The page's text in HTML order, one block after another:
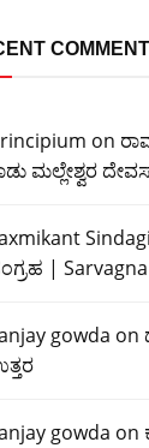
on
ಮಲ್ಲೇಶ್ವರ
Sindagi
|
gowda on
gowda on